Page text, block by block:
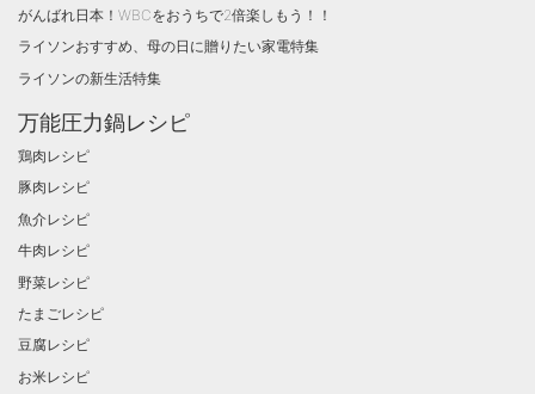
がんばれ日本！WBCをおうちで2倍楽しもう！！
ライソンおすすめ、母の日に贈りたい家電特集
ライソンの新生活特集
万能圧力鍋レシピ
鶏肉レシピ
豚肉レシピ
魚介レシピ
牛肉レシピ
野菜レシピ
たまごレシピ
豆腐レシピ
お米レシピ